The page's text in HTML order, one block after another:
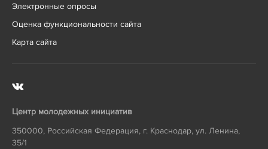
Электронные опросы
Оценка функциональности сайта
Карта сайта
Центр молодежных инициатив
350000, Российская Федерация, г. Краснодар, ул. Ленина,
35/1